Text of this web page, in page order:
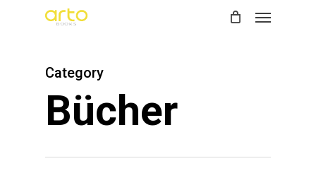
Category
Bücher